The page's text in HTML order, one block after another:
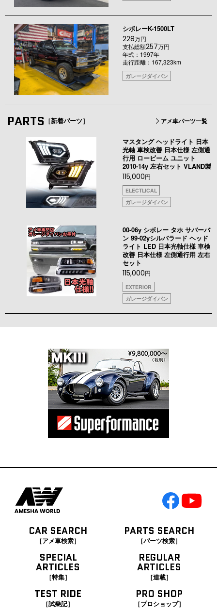
シボレーK-1500LT
228万円
支払総額257万円
年式：1997年
走行距離：167,323km
ガレージダイバン
PARTS ［新着パーツ］ アメ車パーツ一覧
マスタング ヘッドライト 日本
光軸 車検改善 日本仕様 左側通
行用 ロービーム ユニット
2010-14y 左右セット VLAND製
115,000円
ELECTLICAL
ガレージダイバン
00-06y シボレー タホ サバーバ
ン 99-02yシルバラード ヘッド
ライト LED 日本光軸仕様 車検
改善 日本仕様 左側通行用 左右
セット
115,000円
EXTERIOR
ガレージダイバン
CAR SEARCH
［アメ車検索］
PARTS SEARCH
［パーツ検索］
SPECIAL
ARTICLES
［特集］
REGULAR
ARTICLES
［連載］
TEST RIDE
［試乗記］
PRO SHOP
［プロショップ］